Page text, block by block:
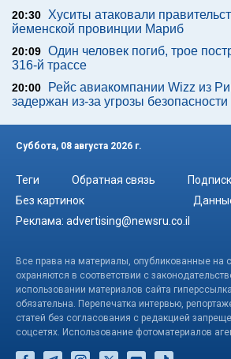
20:30
Хуситы атаковали
йеменской провинции Мариб
20:09 Один человек погиб, трое
316-й трассе
20:00
Рейс авиакомпании Wizz из
задержан из-за угрозы безопасности
Суббота, 08 августа 2026 г.
Теги Обратная связь
Без картинок
Реклама: advertising@newsru.co.il
Все права на материалы, опубликованные на
охраняются в соответствии с
использовании материалов сайта
обязательна. Перепечатка интервью,
статей без согласования с редакцией
соцсетях. Использование фотоматериалов